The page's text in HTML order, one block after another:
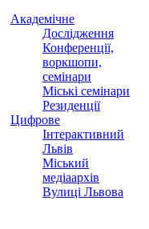
Академічне
Дослідження
Конференції,
воркшопи,
семінари
Міські семінари
Резиденції
Цифрове
Інтерактивний
Львів
Міський
медіаархів
Вулиці Львова